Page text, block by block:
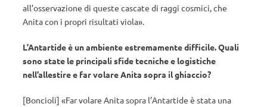
all’osservazione di queste cascate di raggi cosmici, che
Anita con i propri risultati viola».
L’Antartide è un ambiente estremamente difficile. Quali
sono state le principali sfide tecniche e logistiche
nell’allestire e far volare Anita sopra il ghiaccio?
[Boncioli] «Far volare Anita sopra l’Antartide è stata una